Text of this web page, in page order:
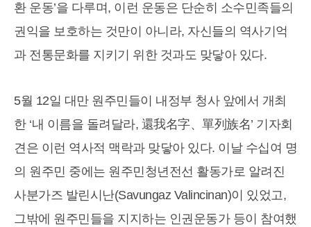
환 운동’을 다루며, 이런 운동은 단순히 소수민족들의
권익을 보호하는 것만이 아니라, 자신들의 역사기억
과 전통문화를 지키기 위한 것과도 맞닿아 있다.
5월 12일 대만 원주민들이 내정부 청사 앞에서 개최
한 ‘내 이름을 돌려달라, 還我名字、單列族名’ 기자회
견은 이런 역사적 맥락과 맞닿아 있다. 이날 수십여 명
의 원주민 중에는 원주민청년전선 활동가로 알려진
사분가즈 발린시난(Savungaz Valincinan)이 있었고,
그밖에 원주민들을 지지하는 인권운동가 등이 참여했